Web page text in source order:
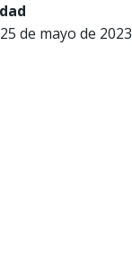
de mayo de 2023